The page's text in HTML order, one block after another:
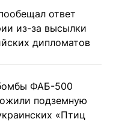
ответ
из-за высылки
дипломатов
ФАБ-500
подземную
«Птиц